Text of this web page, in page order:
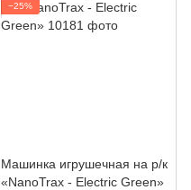
−25%
Машинка игрушечная на р/к
«NanoTrax - Electric Green»